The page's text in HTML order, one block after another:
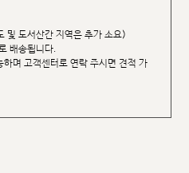
및 도서산간 지역은 추가 소요)
배송됩니다.
며 고객센터로 연락 주시면 견적 가